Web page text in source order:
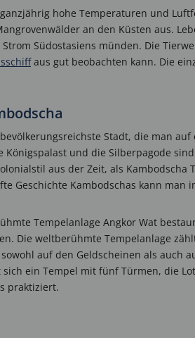
hohe Temperaturen und
an den Küsten aus.
Südostasiens münden. Die
aus gut beobachten kann. Die
Stadt, die man auf
und die Silberpagode
aus der Zeit, als Kambodscha
Geschichte Kambodschas kann man
Tempelanlage Angkor Wat
Die weltberühmte Tempelanlage
auf den Geldscheinen als auch
ein Tempel mit fünf Türmen, die
praktiziert.